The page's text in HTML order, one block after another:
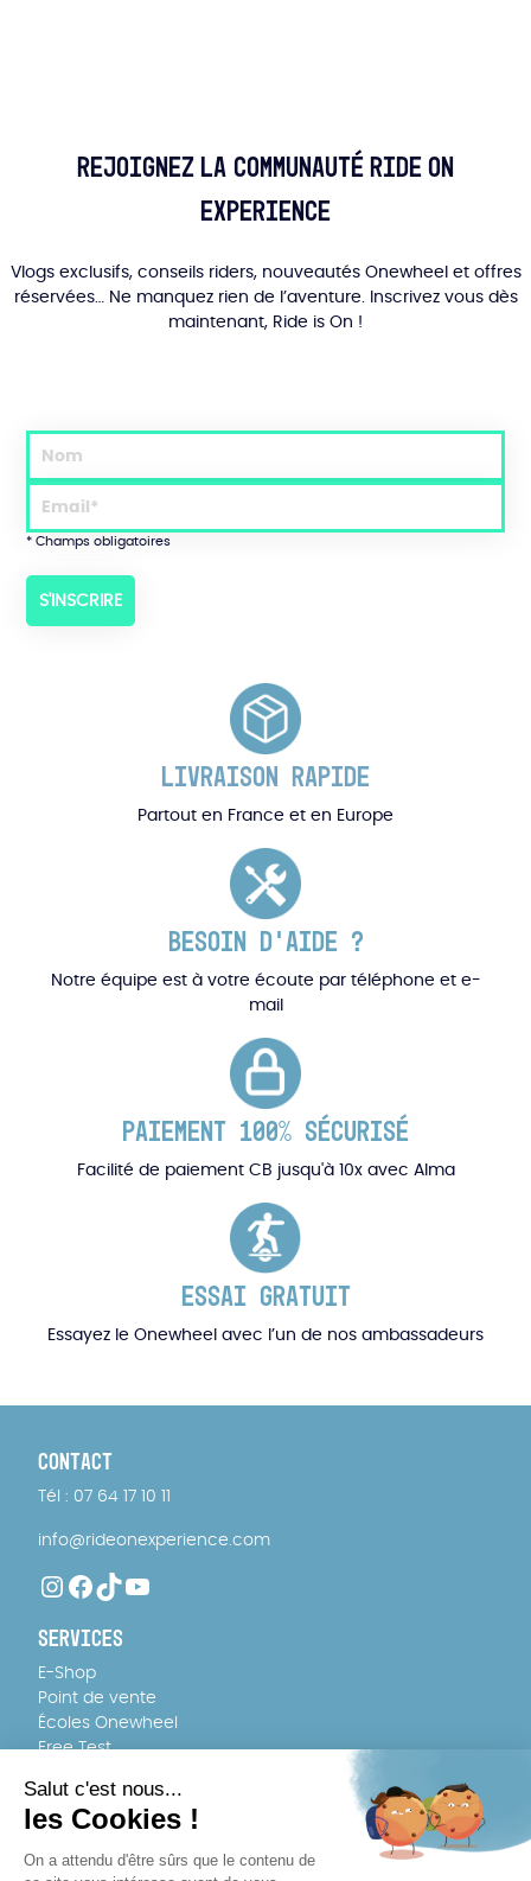
Rejoignez la communauté Ride On
Experience
Vlogs exclusifs, conseils riders, nouveautés Onewheel et offres
réservées… Ne manquez rien de l’aventure. Inscrivez vous dès
maintenant, Ride is On !
* Champs obligatoires
LIVRAISON RAPIDE
Partout en France et en Europe
BESOIN D'AIDE ?
Notre équipe est à votre écoute par téléphone et e-
mail
PAIEMENT 100% SÉCURISÉ
Facilité de paiement CB jusqu'à 10x avec Alma
ESSAI GRATUIT
Essayez le Onewheel avec l’un de nos ambassadeurs
CONTACT
Tél : 07 64 17 10 11
info@rideonexperience.com
Instagram Facebook TikTok
YouTube
SERVICES
E-Shop
Point de vente
Écoles Onewheel
Free Test
ÉQUIPE
À propos